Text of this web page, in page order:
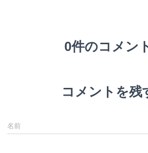
0件のコメン
コメントを残
名前